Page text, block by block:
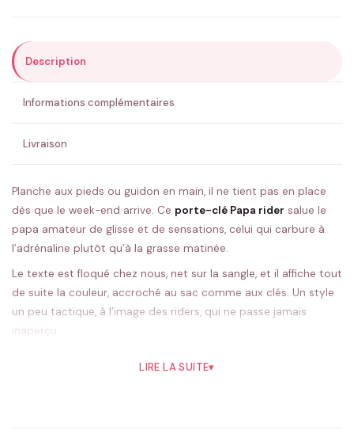
ENVOYER MA DEMANDE ✨
💚 Retour sous 24-48h🇫🇷 Flocage en France✅ Validation avant fabrication
Description
Informations complémentaires
Livraison
Planche aux pieds ou guidon en main, il ne tient pas en place
dès que le week-end arrive. Ce porte-clé Papa rider salue le
papa amateur de glisse et de sensations, celui qui carbure à
l’adrénaline plutôt qu’à la grasse matinée.
Le texte est floqué chez nous, net sur la sangle, et il affiche tout
de suite la couleur, accroché au sac comme aux clés. Un style
un peu tactique, à l’image des riders, qui ne passe jamais
inaperçu.
le préféré des amateurs de glisse, mais le rouge ou l’orange
LIRE LA SUITE▾